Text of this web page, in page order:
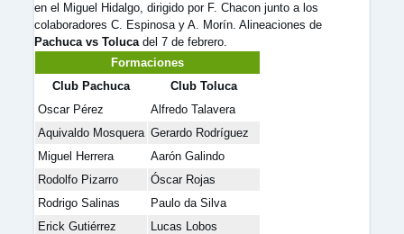
en el Miguel Hidalgo, dirigido por F. Chacon junto a los
colaboradores C. Espinosa y A. Morín. Alineaciones de
Pachuca vs Tolucadel 7 de febrero.
Formaciones
Club Pachuca
Club Toluca
Oscar Pérez
Alfredo Talavera
Aquivaldo Mosquera Gerardo Rodríguez
Miguel Herrera
Aarón Galindo
Rodolfo Pizarro
Óscar Rojas
Rodrigo Salinas
Paulo da Silva
Erick Gutiérrez
Lucas Lobos